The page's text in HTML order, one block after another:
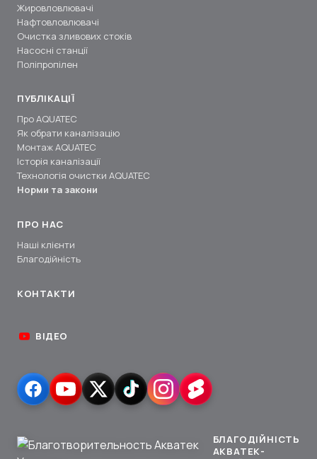
Жировловлювачі
Нафтовловлювачі
Очистка зливових стоків
Насосні станції
Поліпропілен
ПУБЛІКАЦІЇ
Про AQUATEC
Як обрати каналізацію
Монтаж AQUATEC
Історія каналізації
Технологія очистки AQUATEC
Норми та закони
ПРО НАС
Наші клієнти
Благодійність
КОНТАКТИ
ВІДЕО
БЛАГОДІЙНІСТЬ
АКВАТЕК-